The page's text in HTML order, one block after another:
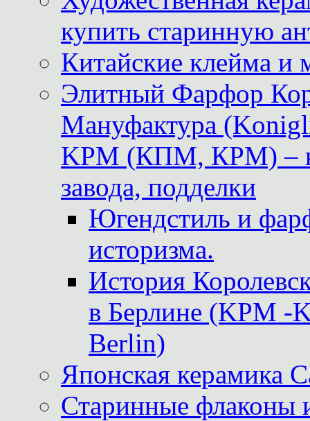
купить старинную
Китайские клейма и
Элитный Фарфор
Мануфактура
KPM (КПМ, КРМ) –
завода, подделки
Югендстиль и
историзма.
История
в Берлине (KPM -
Berlin)
Японская керамика
Старинные флаконы